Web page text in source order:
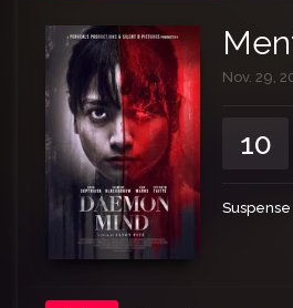
Nov. 29,
10
Suspense